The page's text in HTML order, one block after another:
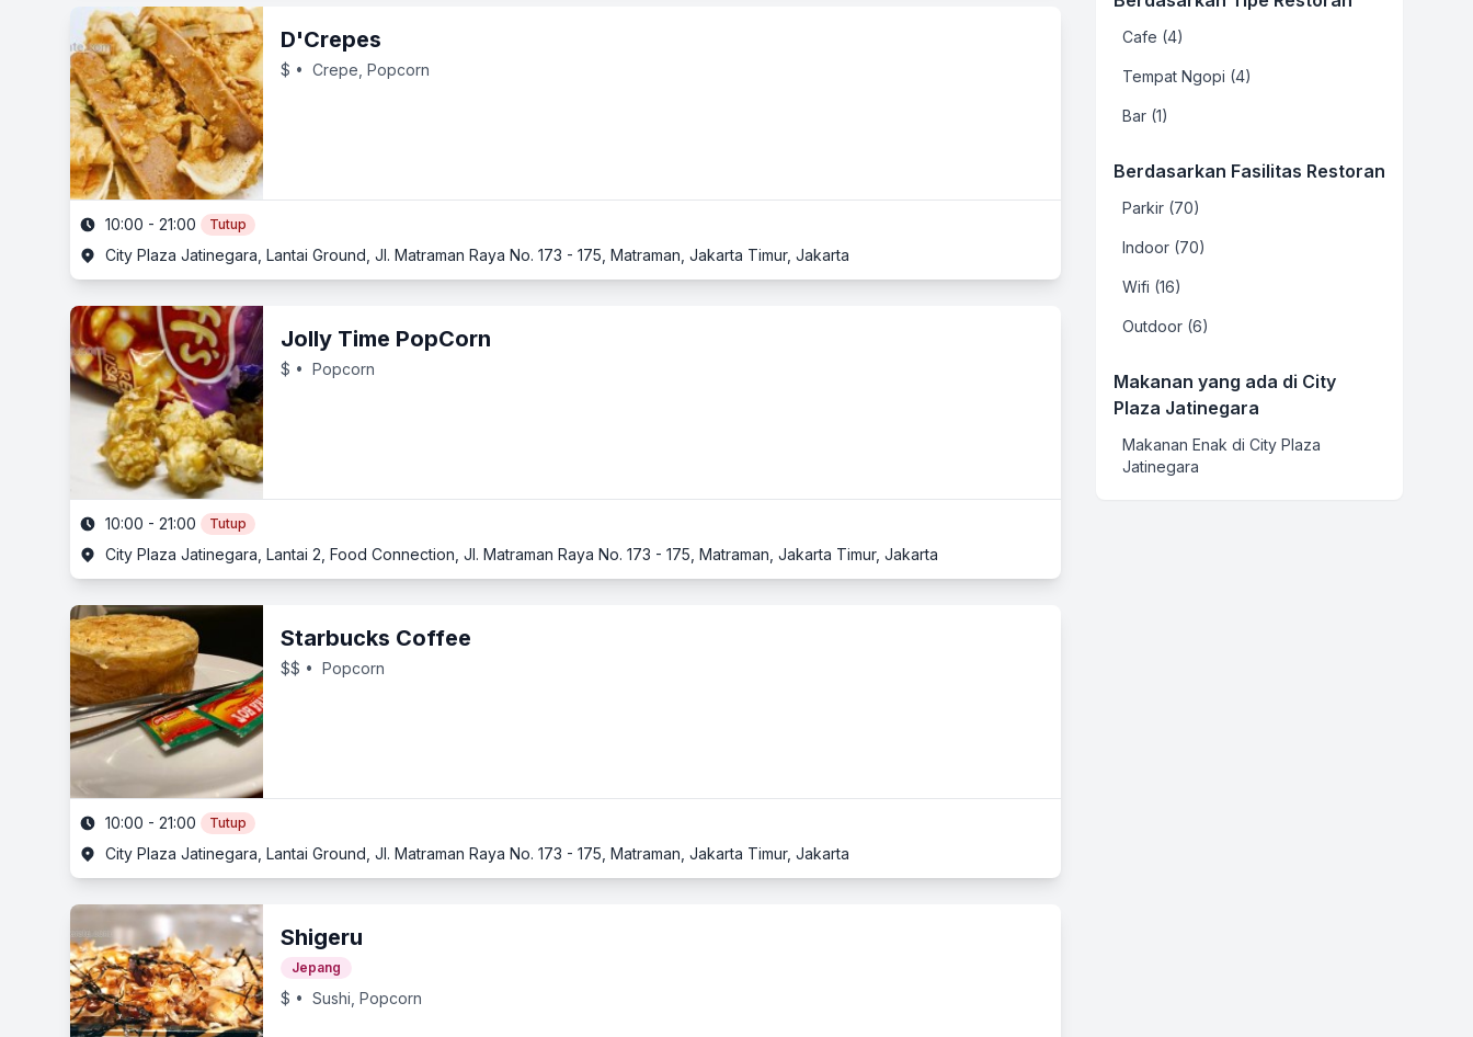
D'Crepes
$ • Crepe, Popcorn
10:00 - 21:00 Tutup
City Plaza Jatinegara, Lantai Ground, Jl. Matraman Raya No. 173 - 175, Matraman, Jakarta Timur, Jakarta
Jolly Time PopCorn
$ • Popcorn
10:00 - 21:00 Tutup
City Plaza Jatinegara, Lantai 2, Food Connection, Jl. Matraman Raya No. 173 - 175, Matraman, Jakarta Timur, Jakarta
Starbucks Coffee
$$ • Popcorn
10:00 - 21:00 Tutup
City Plaza Jatinegara, Lantai Ground, Jl. Matraman Raya No. 173 - 175, Matraman, Jakarta Timur, Jakarta
Shigeru
Jepang
$ • Sushi, Popcorn
Cafe (4)
Tempat Ngopi (4)
Bar (1)
Berdasarkan Fasilitas Restoran
Parkir (70)
Indoor (70)
Wifi (16)
Outdoor (6)
Makanan yang ada di City
Plaza Jatinegara
Makanan Enak di City Plaza
Jatinegara